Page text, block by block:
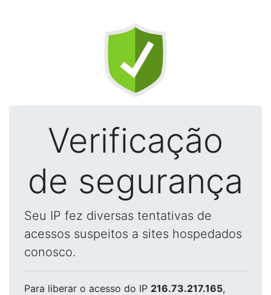
Verificação
de segurança
Seu IP fez diversas tentativas de
acessos suspeitos a sites hospedados
conosco.
Para liberar o acesso do IP 216.73.217.165,